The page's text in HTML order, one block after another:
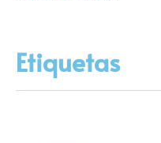
Etiquetas